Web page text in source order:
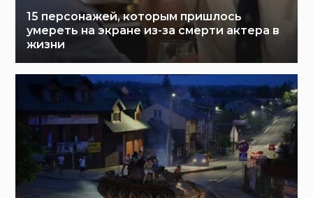
15 персонажей, которым пришлось
умереть на экране из-за смерти актера в
жизни